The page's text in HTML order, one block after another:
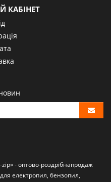
КАБІНЕТ
- оптово-роздрібнапродаж
для електропил, бензопил,